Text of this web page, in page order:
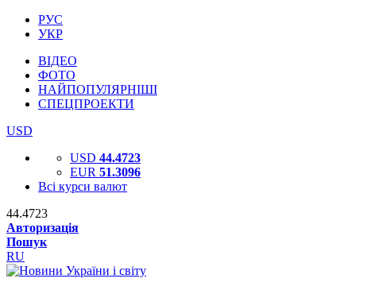
РУС
УКР
ВІДЕО
ФОТО
НАЙПОПУЛЯРНІШІ
СПЕЦПРОЕКТИ
USD
USD 44.4723
EUR 51.3096
Всі курси валют
44.4723
Авторизація
Пошук
RU